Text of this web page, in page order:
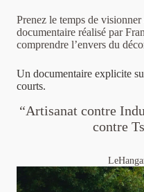
Prenez le temps de
documentaire réalisé par
comprendre l’envers du
Un documentaire explicite
courts.
“Artisanat contre
contre